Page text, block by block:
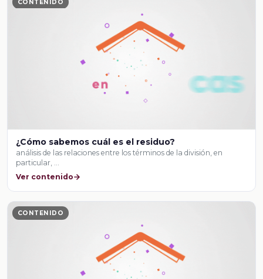
CONTENIDO
¿Cómo sabemos cuál es el residuo?
análisis de las relaciones entre los términos de la división, en
particular, …
Ver contenido
CONTENIDO